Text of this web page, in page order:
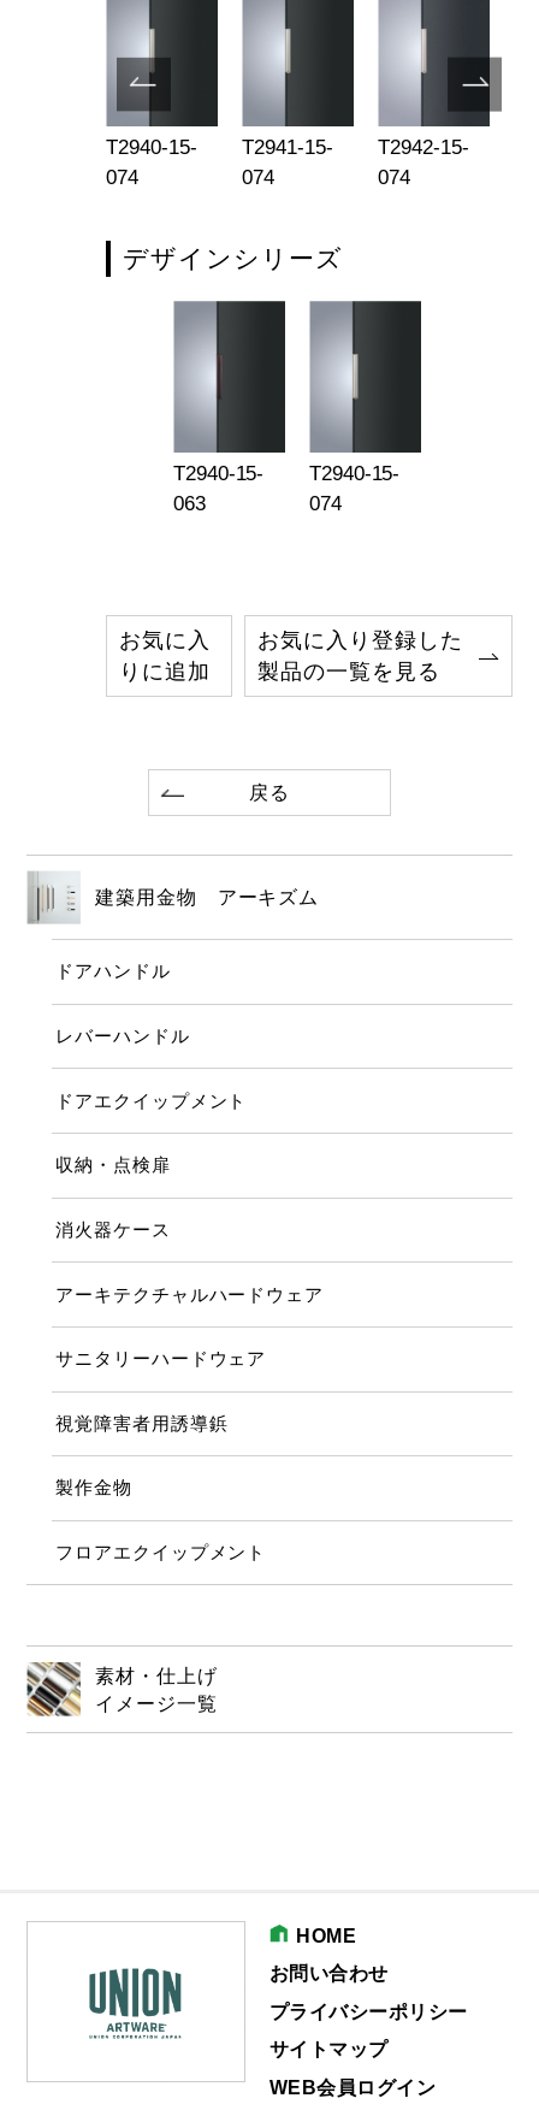
T2940-15-
074
T2941-15-
074
T2942-15-
074
デザインシリーズ
T2940-15-
063
T2940-15-
074
お気に入
りに追加
お気に入り登録した
製品の一覧を見る
戻る
建築用金物 アーキズム
ドアハンドル
レバーハンドル
ドアエクイップメント
収納・点検扉
消火器ケース
アーキテクチャルハードウェア
サニタリーハードウェア
視覚障害者用誘導鋲
製作金物
フロアエクイップメント
素材・仕上げ
イメージ一覧
HOME
お問い合わせ
プライバシーポリシー
サイトマップ
WEB会員ログイン